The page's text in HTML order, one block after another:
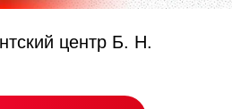
центр Б. Н.